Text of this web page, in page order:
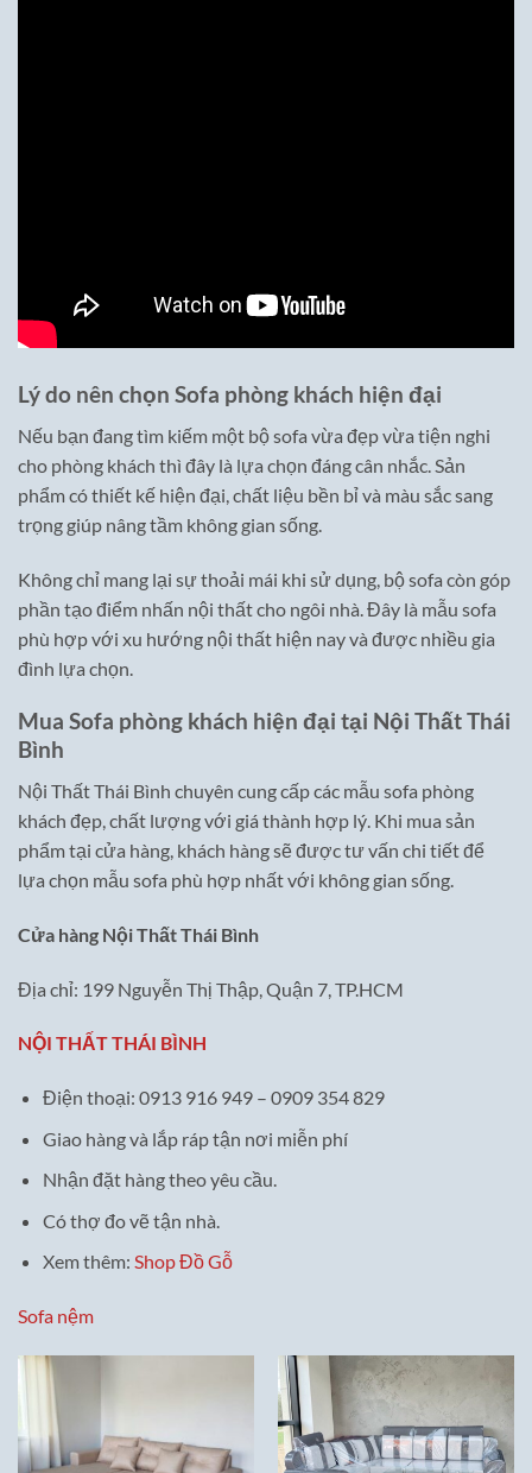
Lý do nên chọn Sofa phòng khách hiện đại
Nếu bạn đang tìm kiếm một bộ sofa vừa đẹp vừa tiện nghi
cho phòng khách thì đây là lựa chọn đáng cân nhắc. Sản
phẩm có thiết kế hiện đại, chất liệu bền bỉ và màu sắc sang
trọng giúp nâng tầm không gian sống.
Không chỉ mang lại sự thoải mái khi sử dụng, bộ sofa còn góp
phần tạo điểm nhấn nội thất cho ngôi nhà. Đây là mẫu sofa
phù hợp với xu hướng nội thất hiện nay và được nhiều gia
đình lựa chọn.
Mua Sofa phòng khách hiện đại tại Nội Thất Thái
Bình
Nội Thất Thái Bình chuyên cung cấp các mẫu sofa phòng
khách đẹp, chất lượng với giá thành hợp lý. Khi mua sản
phẩm tại cửa hàng, khách hàng sẽ được tư vấn chi tiết để
lựa chọn mẫu sofa phù hợp nhất với không gian sống.
Cửa hàng Nội Thất Thái Bình
Địa chỉ: 199 Nguyễn Thị Thập, Quận 7, TP.HCM
NỘI THẤT THÁI BÌNH
Điện thoại: 0913 916 949 – 0909 354 829
Giao hàng và lắp ráp tận nơi miễn phí
Nhận đặt hàng theo yêu cầu.
Có thợ đo vẽ tận nhà.
Xem thêm: Shop Đồ Gỗ
Sofa nệm